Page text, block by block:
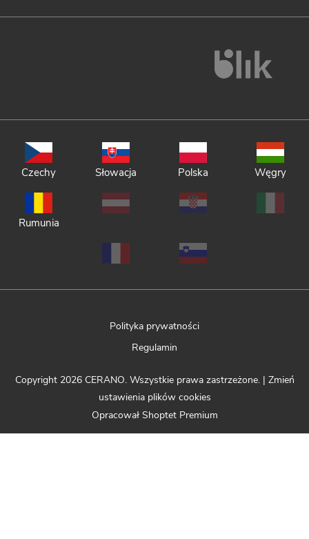
Czechy Słowacja Polska Węgry
Rumunia
Polityka prywatności
Regulamin
Opracował Shoptet Premium
Copyright 2026 CERANO. Wszystkie prawa zastrzeżone. | Zmień
ustawienia plików cookies